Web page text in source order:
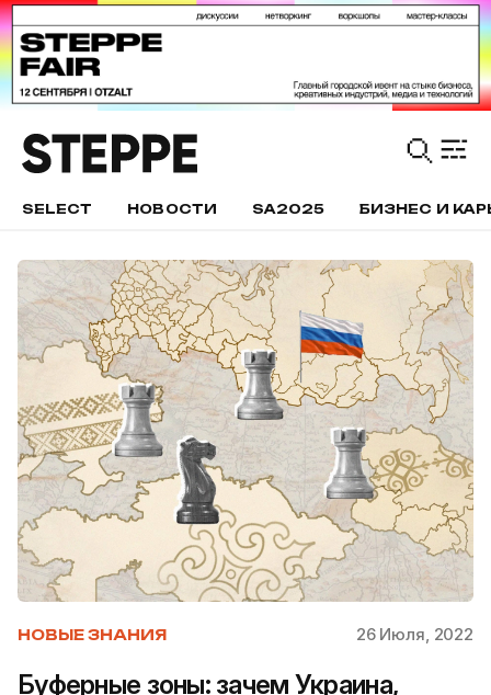
SELECT НОВОСТИ SA2025 БИЗНЕС И
НОВЫЕ ЗНАНИЯ 26 Июля, 2022
Буферные зоны: зачем Украина,